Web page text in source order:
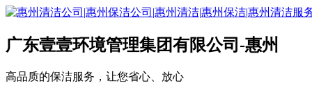
广东壹壹环境管理集团有限公司-惠州
高品质的保洁服务，让您省心、放心